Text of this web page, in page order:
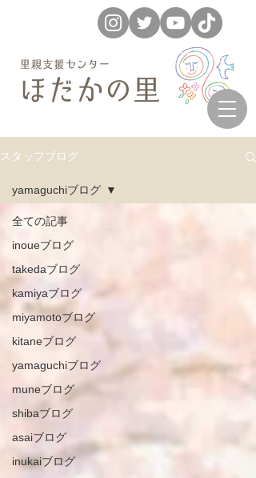
スタッフブログ
全ての記事
inoueブログ
takedaブログ
kamiyaブログ
miyamotoブログ
kitaneブログ
yamaguchiブログ
muneブログ
shibaブログ
asaiブログ
inukaiブログ
yamaguchiブログ